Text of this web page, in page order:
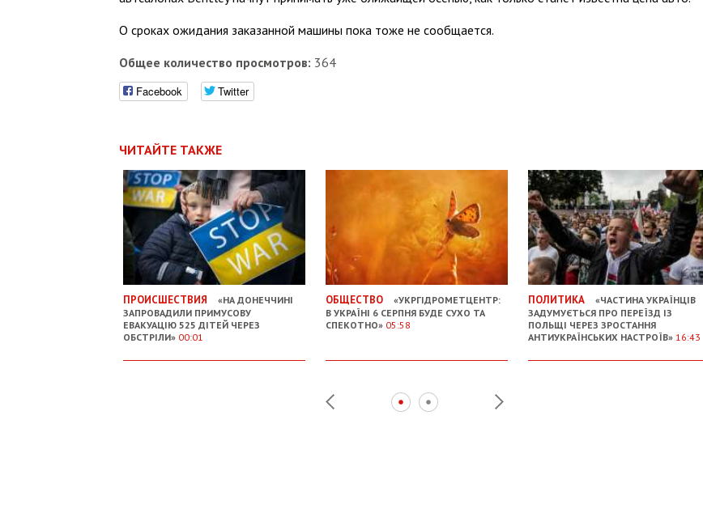
О сроках ожидания заказанной машины пока тоже не сообщается.
Общее количество просмотров: 364
Facebook Twitter
ЧИТАЙТЕ ТАКЖЕ
ПРОИСШЕСТВИЯ
«НА ДОНЕЧЧИНІ
ЗАПРОВАДИЛИ ПРИМУСОВУ
ЕВАКУАЦІЮ 525 ДІТЕЙ ЧЕРЕЗ
ОБСТРІЛИ» 00:01
ОБЩЕСТВО
«УКРГІДРОМЕТЦЕНТР:
В УКРАЇНІ 6 СЕРПНЯ БУДЕ СУХО ТА
СПЕКОТНО» 05:58
ПОЛИТИКА
«ЧАСТИНА УКРАЇНЦІВ
ЗАДУМУЄТЬСЯ ПРО ПЕРЕЇЗД ІЗ
ПОЛЬЩІ ЧЕРЕЗ ЗРОСТАННЯ
АНТИУКРАЇНСЬКИХ НАСТРОЇВ» 16:43